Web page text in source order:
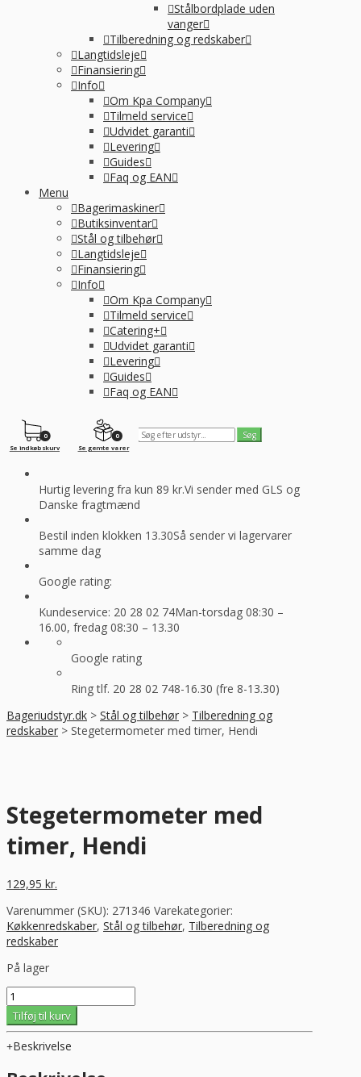
Stålbordplade uden
vanger
Tilberedning og redskaber
Langtidsleje
Finansiering
Info
Om Kpa Company
Tilmeld service
Udvidet garanti
Levering
Guides
Faq og EAN
Menu
Bagerimaskiner
Butiksinventar
Stål og tilbehør
Langtidsleje
Finansiering
Info
Om Kpa Company
Tilmeld service
Catering+
Udvidet garanti
Levering
Guides
Faq og EAN
0
Se gemte varer
0
Se indkøbskurv
Hurtig levering fra kun 89 kr.Vi sender med GLS og
Danske fragtmænd
Bestil inden klokken 13.30Så sender vi lagervarer
samme dag
Google rating:
Kundeservice: 20 28 02 74Man-torsdag 08:30 –
16.00, fredag 08:30 – 13.30
Google rating
Ring tlf. 20 28 02 748-16.30 (fre 8-13.30)
Bageriudstyr.dk > Stål og tilbehør > Tilberedning og
redskaber > Stegetermometer med timer, Hendi
Stegetermometer med
timer, Hendi
129,95 kr.
Varenummer (SKU): 271346 Varekategorier:
Køkkenredskaber, Stål og tilbehør, Tilberedning og
redskaber
På lager
Stegetermometer
med
timer,
Hendi
antal
Tilføj til kurv
Beskrivelse